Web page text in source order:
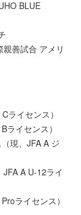
BLUE
善試合 アメリ
イセンス）
イセンス）
現、JFA A ジ
A U-12ライ
ライセンス）